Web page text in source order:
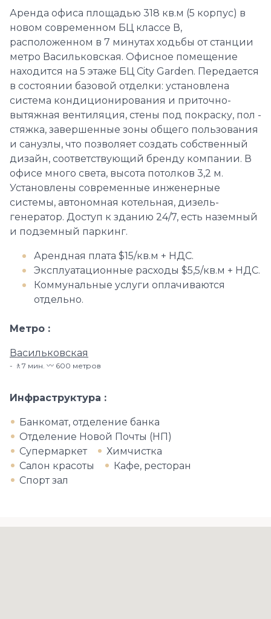
Аренда офиса площадью 318 кв.м (5 корпус) в
новом современном БЦ классе В,
расположенном в 7 минутах ходьбы от станции
метро Васильковская. Офисное помещение
находится на 5 этаже БЦ City Garden. Передается
в состоянии базовой отделки: установлена ​​
система кондиционирования и приточно-
вытяжная вентиляция, стены под покраску, пол -
стяжка, завершенные зоны общего пользования
и санузлы, что позволяет создать собственный
дизайн, соответствующий бренду компании. В
офисе много света, высота потолков 3,2 м.
Установлены современные инженерные
системы, автономная котельная, дизель-
генератор. Доступ к зданию 24/7, есть наземный
и подземный паркинг.
Арендная плата $15/кв.м + НДС.
Эксплуатационные расходы $5,5/кв.м + НДС.
Коммунальные услуги оплачиваются
отдельно.
Метро
Васильковская
🚶7 мин. 〰️ 600 метров
Инфраструктура
Банкомат, отделение банка
Отделение Новой Почты (НП)
Супермаркет
Химчистка
Салон красоты
Кафе, ресторан
Спорт зал